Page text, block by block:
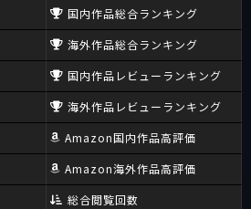
国内作品総合ランキング
海外作品総合ランキング
国内作品レビューランキング
海外作品レビューランキング
Amazon国内作品高評価
Amazon海外作品高評価
総合閲覧回数